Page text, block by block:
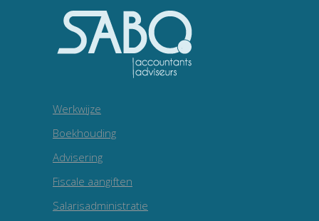
Werkwijze
Boekhouding
Advisering
Fiscale aangiften
Salarisadministratie